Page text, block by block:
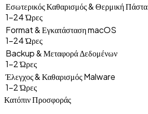
Εσωτερικός Καθαρισμός & Θερμική Πάστα
1-24 Ώρες
Format & Εγκατάσταση macOS
1-24 Ώρες
Backup & Μεταφορά Δεδομένων
1-2 Ώρες
Έλεγχος & Καθαρισμός Malware
1-2 Ώρες
Κατόπιν Προσφοράς